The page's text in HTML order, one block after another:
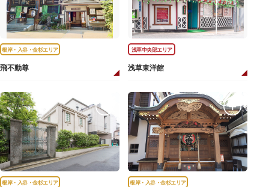
根岸・入谷・金杉エリア
飛不動尊
浅草中央部エリア
浅草東洋館
根岸・入谷・金杉エリア 根岸・入谷・金杉エリア